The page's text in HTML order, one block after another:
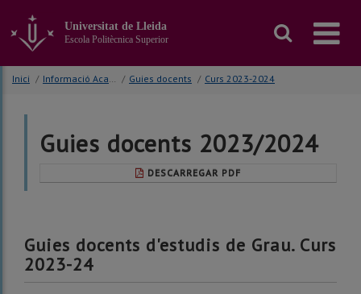
contingut
principal
Universitat de Lleida
Escola Politècnica Superior
Inici / Informació Acadèmica / Guies docents / Curs 2023-2024
Guies docents 2023/2024
DESCARREGAR PDF
Guies docents d'estudis de Grau. Curs
2023-24